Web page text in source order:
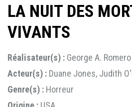
LA NUIT DES
VIVANTS
Réalisateur(s) : George A. Romero
Acteur(s) : Duane Jones, Judith
Genre(s) : Horreur